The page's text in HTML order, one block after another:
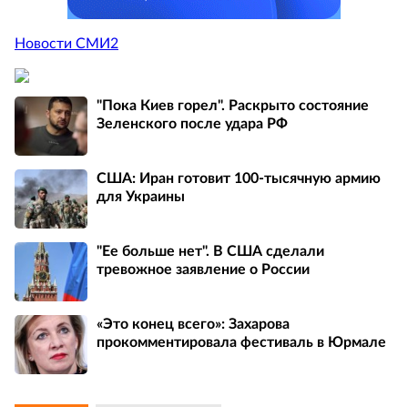
Новости СМИ2
"Пока Киев горел". Раскрыто состояние
Зеленского после удара РФ
США: Иран готовит 100-тысячную армию
для Украины
"Ее больше нет". В США сделали
тревожное заявление о России
«Это конец всего»: Захарова
прокомментировала фестиваль в Юрмале